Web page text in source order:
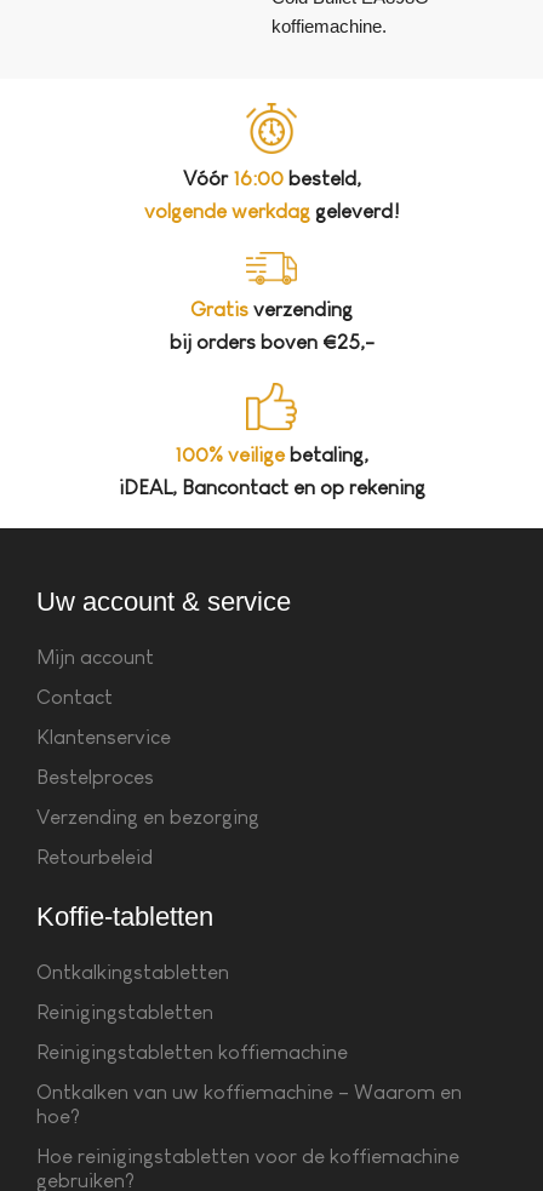
koffiemachine.
Vóór 16:00besteld,
volgende werkdag geleverd!
Gratis verzending
bij orders boven €25,-
100% veiligebetaling,
iDEAL, Bancontact en op rekening
Uw account & service
Mijn account
Contact
Klantenservice
Bestelproces
Verzending en bezorging
Retourbeleid
Koffie-tabletten
Ontkalkingstabletten
Reinigingstabletten
Reinigingstabletten koffiemachine
Ontkalken van uw koffiemachine – Waarom en
hoe?
Hoe reinigingstabletten voor de koffiemachine
gebruiken?